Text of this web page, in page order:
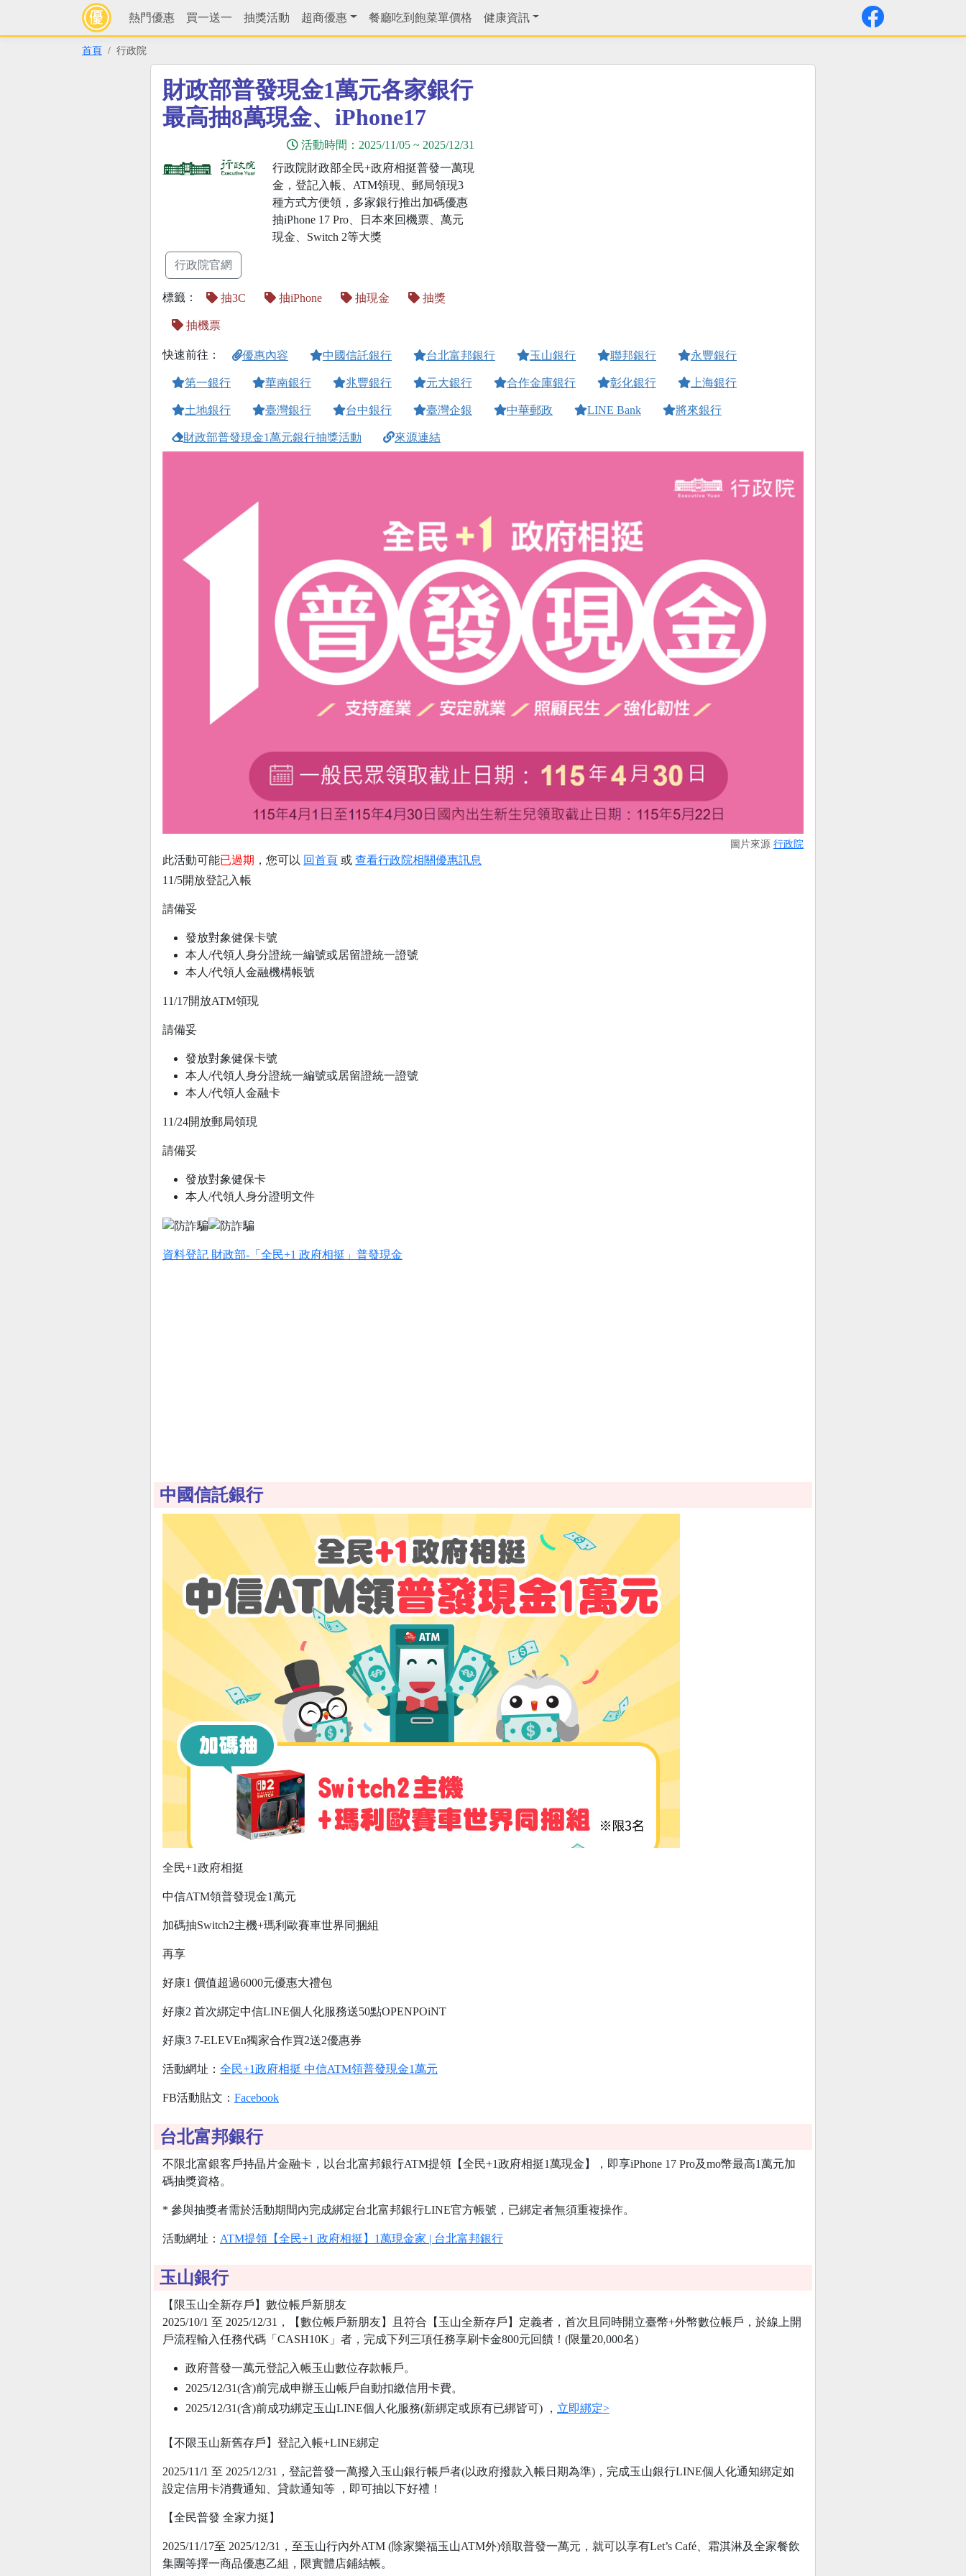
熱門優惠 買一送一 抽獎活動 超商優惠 餐廳吃到飽菜單價格 健康資訊
首頁 行政院
財政部普發現金1萬元各家銀行
最高抽8萬現金、iPhone17
活動時間： 2025/11/05 ~ 2025/12/31
行政院財政部全民+政府相挺普發一萬現
金，登記入帳、ATM領現、郵局領現3
種方式方便領，多家銀行推出加碼優惠
抽iPhone 17 Pro、日本來回機票、萬元
現金、Switch 2等大獎
行政院官網
標籤： 抽3C 抽iPhone 抽現金 抽獎
抽機票
快速前往： 優惠內容 中國信託銀行 台北富邦銀行 玉山銀行 聯邦銀行 永豐銀行
第一銀行 華南銀行 兆豐銀行 元大銀行 合作金庫銀行 彰化銀行 上海銀行
土地銀行 臺灣銀行 台中銀行 臺灣企銀 中華郵政 LINE Bank 將來銀行
財政部普發現金1萬元銀行抽獎活動 來源連結
圖片來源 行政院
此活動可能已過期 ，您可以 回首頁 或 查看行政院相關優惠訊息
11/5開放登記入帳
請備妥
發放對象健保卡號
本人/代領人身分證統一編號或居留證統一證號
本人/代領人金融機構帳號
11/17開放ATM領現
請備妥
發放對象健保卡號
本人/代領人身分證統一編號或居留證統一證號
本人/代領人金融卡
11/24開放郵局領現
請備妥
發放對象健保卡
本人/代領人身分證明文件
資料登記 財政部-「全民+1 政府相挺」普發現金
中國信託銀行
全民+1政府相挺
中信ATM領普發現金1萬元
加碼抽Switch2主機+瑪利歐賽車世界同捆組
再享
好康1 價值超過6000元優惠大禮包
好康2 首次綁定中信LINE個人化服務送50點OPENPOiNT
好康3 7-ELEVEn獨家合作買2送2優惠券
活動網址： 全民+1政府相挺 中信ATM領普發現金1萬元
FB活動貼文： Facebook
台北富邦銀行
不限北富銀客戶持晶片金融卡，以台北富邦銀行ATM提領【全民+1政府相挺1萬現金】，即享iPhone 17 Pro及mo幣最高1萬元加
碼抽獎資格。
* 參與抽獎者需於活動期間內完成綁定台北富邦銀行LINE官方帳號，已綁定者無須重複操作。
活動網址： ATM提領【全民+1 政府相挺】1萬現金家 | 台北富邦銀行
玉山銀行
【限玉山全新存戶】數位帳戶新朋友
2025/10/1 至 2025/12/31，
【數位帳戶新朋友】 且符合 【玉山全新存戶】 定義者，首次且同時開立臺幣+外幣數位帳戶，於線上開
戶流程輸入任務代碼「 CASH10K 」者，完成下列三項任務享刷卡金800元回饋！(限量20,000名)
政府普發一萬元登記入帳玉山數位存款帳戶。
2025/12/31(含)前完成申辦玉山帳戶自動扣繳信用卡費。
2025/12/31(含)前成功綁定玉山LINE個人化服務(新綁定或原有已綁皆可) ， 立即綁定>
【不限玉山新舊存戶】登記入帳+LINE綁定
2025/11/1 至 2025/12/31，登記普發一萬撥入玉山銀行帳戶者(以政府撥款入帳日期為準)，完成玉山銀行LINE個人化通知綁定如
設定信用卡消費通知、貸款通知等 ，即可抽以下好禮！
【全民普發 全家力挺】
2025/11/17至 2025/12/31，至玉山行內外ATM (除家樂福玉山ATM外)領取普發一萬元，就可以享有Let’s Café、霜淇淋及全家餐飲
集團等擇一商品優惠乙組，限實體店鋪結帳。